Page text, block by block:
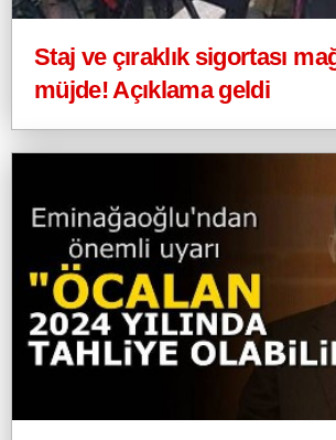
Staj ve çıraklık sigortası
müjde! Açıklama geldi